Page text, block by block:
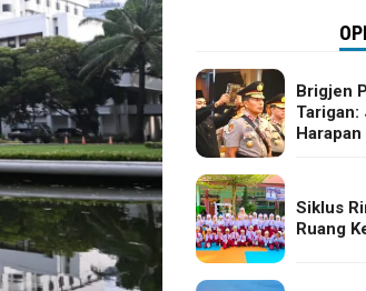
Brigjen
Tarigan:
Siklus
Ruang